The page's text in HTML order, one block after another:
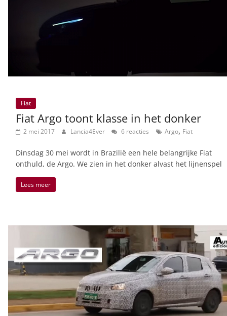
Fiat
Fiat Argo toont klasse in het donker
2 mei 2017 Lancia4Ever 6 reacties Argo, Fiat
Dinsdag 30 mei wordt in Brazilië een hele belangrijke Fiat
onthuld, de Argo. We zien in het donker alvast het lijnenspel
Lees meer